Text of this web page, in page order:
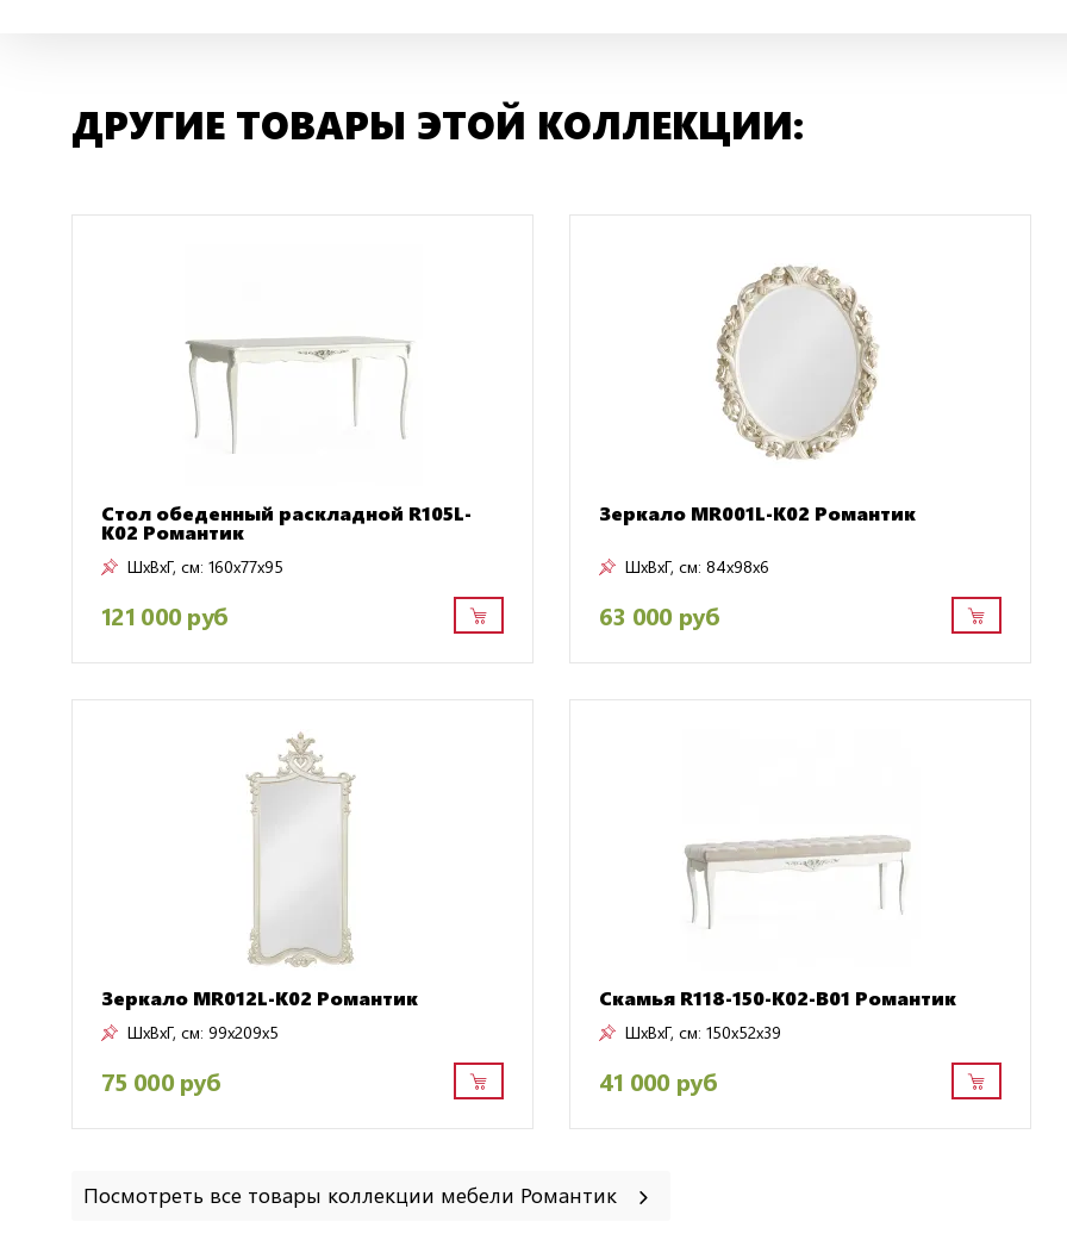
ДРУГИЕ ТОВАРЫ ЭТОЙ КОЛЛЕКЦИИ:
Стол обеденный раскладной R105L-
K02 Романтик
ШxВxГ, см: 160x77x95
121 000 руб
Зеркало MR001L-K02 Романтик
ШxВxГ, см: 84x98x6
63 000 руб
Зеркало MR012L-K02 Романтик
ШxВxГ, см: 99x209x5
75 000 руб
Скамья R118-150-K02-B01 Романтик
ШxВxГ, см: 150x52x39
41 000 руб
Посмотреть все товары коллекции мебели Романтик